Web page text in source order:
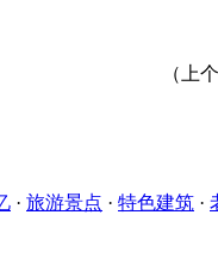
（上
· 旅游景点 · 特色建筑 ·